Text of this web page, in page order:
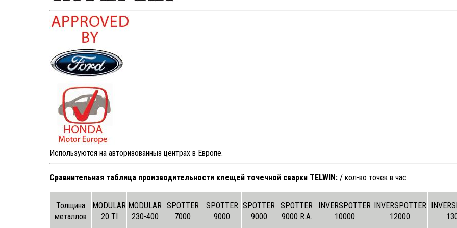
Используются на авторизованныз центрах в Европе.
Сравнительная таблица производительности клещей точечной сварки TELWIN: / кол-во точек в час
Толщина
металлов
MODULAR
20 TI
MODULAR
230-400
SPOTTER
7000
SPOTTER
9000
SPOTTER
9000
SPOTTER
9000 R.A.
INVERSPOTTER
10000
INVERSPOTTER
12000
В изготовлении элементы вентустановки и система
рекуперации дроби SPK
Производство вентиляционно-фильтровальной
установки и системы рекуперации дроби для линии
Видео со сборки сопел зоны открытой окраски SPK
Сборка сопел для зон открытой окраски SPK март
Тестовый запуск напорного агрегата для камеры
Завершена сборка нового напорного агрегата для